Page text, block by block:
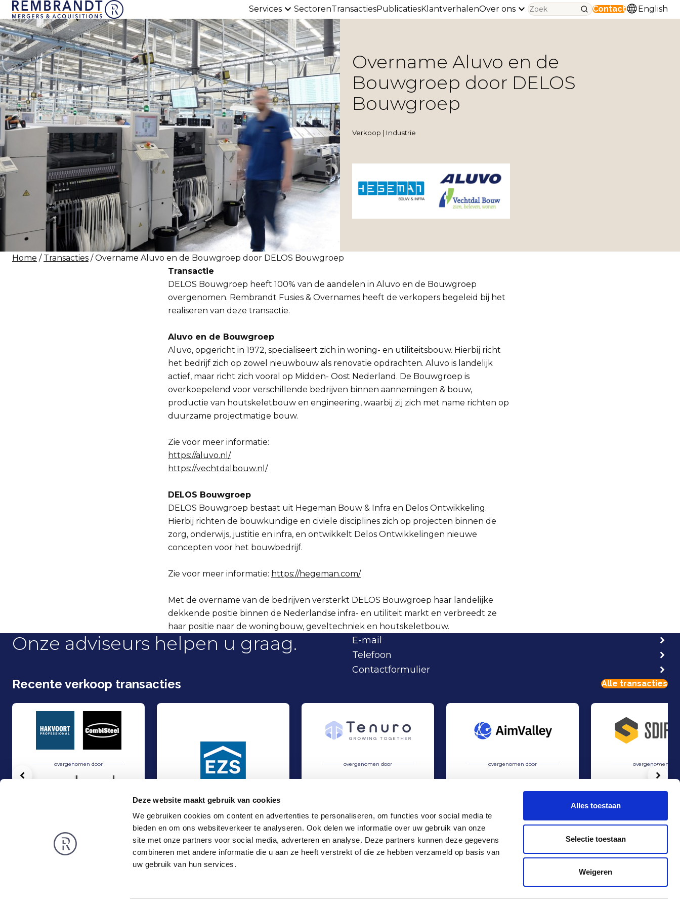
Deze website maakt gebruik van cookies
We gebruiken cookies om content en advertenties te personaliseren, om functies voor social media te
bieden en om ons websiteverkeer te analyseren. Ook delen we informatie over uw gebruik van onze
site met onze partners voor social media, adverteren en analyse. Deze partners kunnen deze gegevens
combineren met andere informatie die u aan ze heeft verstrekt of die ze hebben verzameld op basis van
uw gebruik van hun services.
Alles toestaan
Selectie toestaan
Weigeren
Services SectorenTransactiesPublicatiesKlantverhalenOver ons Contact English
Overname Aluvo en de
Bouwgroep door DELOS
Bouwgroep
Verkoop | Industrie
Home / Transacties / Overname Aluvo en de Bouwgroep door DELOS Bouwgroep
Transactie
DELOS Bouwgroep heeft 100% van de aandelen in Aluvo en de Bouwgroep
overgenomen. Rembrandt Fusies & Overnames heeft de verkopers begeleid bij het
realiseren van deze transactie.
Aluvo en de Bouwgroep
Aluvo, opgericht in 1972, specialiseert zich in woning- en utiliteitsbouw. Hierbij richt
het bedrijf zich op zowel nieuwbouw als renovatie opdrachten. Aluvo is landelijk
actief, maar richt zich vooral op Midden- Oost Nederland. De Bouwgroep is
overkoepelend voor verschillende bedrijven binnen aannemingen & bouw,
productie van houtskeletbouw en engineering, waarbij zij zich met name richten op
duurzame projectmatige bouw.
Zie voor meer informatie:
https://aluvo.nl/
https://vechtdalbouw.nl/
DELOS Bouwgroep
DELOS Bouwgroep bestaat uit Hegeman Bouw & Infra en Delos Ontwikkeling.
Hierbij richten de bouwkundige en civiele disciplines zich op projecten binnen de
zorg, onderwijs, justitie en infra, en ontwikkelt Delos Ontwikkelingen nieuwe
concepten voor het bouwbedrijf.
Zie voor meer informatie: https://hegeman.com/
Met de overname van de bedrijven versterkt DELOS Bouwgroep haar landelijke
dekkende positie binnen de Nederlandse infra- en utiliteit markt en verbreedt ze
haar positie naar de woningbouw, geveltechniek en houtskeletbouw.
Onze adviseurs helpen u graag.
E-mail
Telefoon
Contactformulier
Recente verkoop transacties Alle transacties
overgenomen door
Hakvoort en Nobel Capital Partners hebben een strategisch partnerschap gesloten
Food & Agri
Management Buy-In bij EZS Parkeersystemen B.V.
Industrie
overgenomen door
Alphatronics overgenomen door Tenuro
Industrie
overgenomen door
TMT & Zakelijke Dienstverlening
overgenomen
Industrie
Vorige
Rembrandt
Nieuws
Locaties
Contact
info@rma.nl